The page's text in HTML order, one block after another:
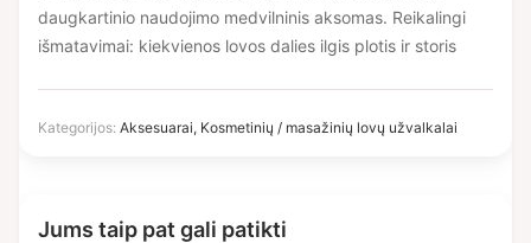
daugkartinio naudojimo medvilninis aksomas. Reikalingi
išmatavimai: kiekvienos lovos dalies ilgis plotis ir storis
Kategorijos: Aksesuarai, Kosmetinių / masažinių lovų užvalkalai
Jums taip pat gali patikti